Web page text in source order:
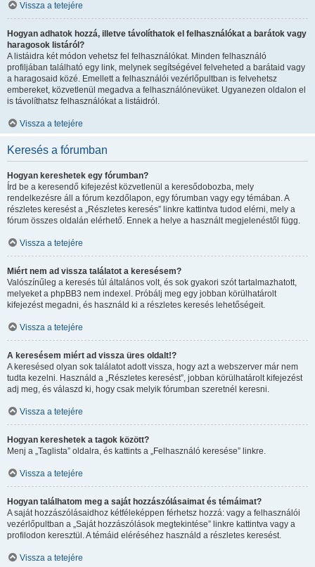
Vissza a tetejére
Hogyan adhatok hozzá, illetve távolíthatok el felhasználókat a barátok vagy
haragosok listáról?
A listáidra két módon vehetsz fel felhasználókat. Minden felhasználó
profiljában található egy link, melynek segítségével felveheted a barátaid vagy
a haragosaid közé. Emellett a felhasználói vezérlőpultban is felvehetsz
embereket, közvetlenül megadva a felhasználónevüket. Ugyanezen oldalon el
is távolíthatsz felhasználókat a listáidról.
Vissza a tetejére
Keresés a fórumban
Hogyan kereshetek egy fórumban?
Írd be a keresendő kifejezést közvetlenül a keresődobozba, mely
rendelkezésre áll a fórum kezdőlapon, egy fórumban vagy egy témában. A
részletes keresést a „Részletes keresés” linkre kattintva tudod elérni, mely a
fórum összes oldalán elérhető. Ennek a helye a használt megjelenéstől függ.
Vissza a tetejére
Miért nem ad vissza találatot a keresésem?
Valószínűleg a keresés túl általános volt, és sok gyakori szót tartalmazhatott,
melyeket a phpBB3 nem indexel. Próbálj meg egy jobban körülhatárolt
kifejezést megadni, és használd ki a részletes keresés lehetőségeit.
Vissza a tetejére
A keresésem miért ad vissza üres oldalt!?
A keresésed olyan sok találatot adott vissza, hogy azt a webszerver már nem
tudta kezelni. Használd a „Részletes keresést”, jobban körülhatárolt kifejezést
adj meg, és válaszd ki, hogy csak melyik fórumban szeretnél keresni.
Vissza a tetejére
Hogyan kereshetek a tagok között?
Menj a „Taglista” oldalra, és kattints a „Felhasználó keresése” linkre.
Vissza a tetejére
Hogyan találhatom meg a saját hozzászólásaimat és témáimat?
A saját hozzászólásaidhoz kétféleképpen férhetsz hozzá: vagy a felhasználói
vezérlőpultban a „Saját hozzászólások megtekintése” linkre kattintva vagy a
profilodon keresztül. A témáid eléréséhez használd a részletes keresést.
Vissza a tetejére